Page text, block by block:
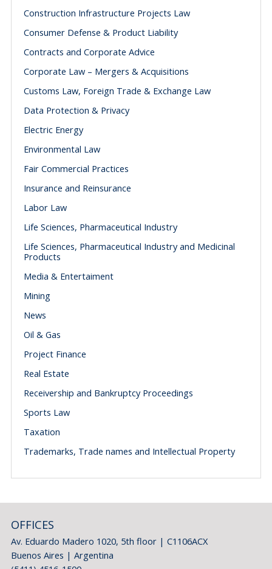
Construction Infrastructure Projects Law
Consumer Defense & Product Liability
Contracts and Corporate Advice
Corporate Law – Mergers & Acquisitions
Customs Law, Foreign Trade & Exchange Law
Data Protection & Privacy
Electric Energy
Environmental Law
Fair Commercial Practices
Insurance and Reinsurance
Labor Law
Life Sciences, Pharmaceutical Industry
Life Sciences, Pharmaceutical Industry and Medicinal
Products
Media & Entertaiment
Mining
News
Oil & Gas
Project Finance
Real Estate
Receivership and Bankruptcy Proceedings
Sports Law
Taxation
Trademarks, Trade names and Intellectual Property
OFFICES
Av. Eduardo Madero 1020, 5th floor | C1106ACX
Buenos Aires | Argentina